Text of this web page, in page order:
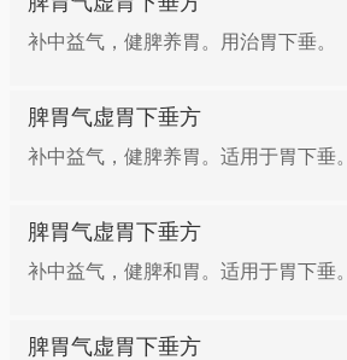
补中益气，健脾养胃。用治胃下垂。
脾胃气虚胃下垂方
补中益气，健脾养胃。适用于胃下垂。
脾胃气虚胃下垂方
补中益气，健脾和胃。适用于胃下垂。
脾胃气虚胃下垂方